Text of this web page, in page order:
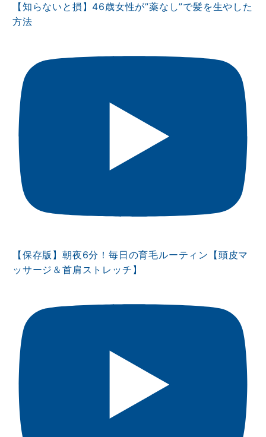
【知らないと損】46歳女性が”薬なし”で髪を生やした
方法
【保存版】朝夜6分！毎日の育毛ルーティン【頭皮マ
ッサージ＆首肩ストレッチ】